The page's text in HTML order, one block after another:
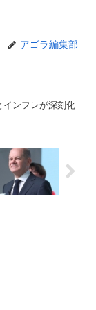
アゴラ編集部
インフレが深刻化